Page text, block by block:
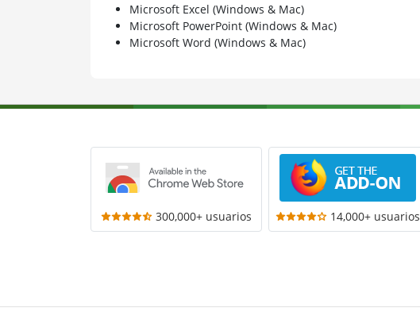
Microsoft Excel (Windows & Mac)
Microsoft PowerPoint (Windows & Mac)
Microsoft Word (Windows & Mac)
300,000+ usuarios 14,000+ usuarios